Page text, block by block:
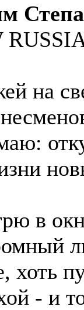
на
в
хоть
- и